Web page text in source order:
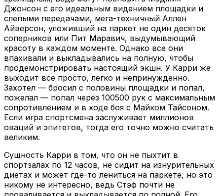
Джонсон с его идеальным видением площадки и
слепыми передачами, мега-техничный Аллен
Айверсон, уложивший на паркет не один десяток
соперников или Пит Маравич, выдумывающий
красоту в каждом моменте. Однако все они
впахивали и выкладывались на полную, чтобы
продемонстрировать настоящий экшн. У Карри же
выходит все просто, легко и непринужденно.
Захотел — бросил с половины площадки и попал,
пожелал — попал через 100500 рук с максимальным
сопротивлением и в ходе боя с Майком Тайсоном.
Если игра спортсмена заслуживает миллионов
оваций и эпитетов, тогда его точно можно считать
великим.
Сущность Карри в том, что он не пыхтит в
спортзалах по 12 часов, не сидит на изнурительных
диетах и может где-то лениться на паркете, но это
никому не интересно, ведь Стэф почти не